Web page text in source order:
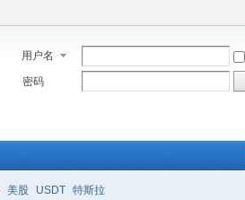
用户名
密码
美股 USDT 特斯拉